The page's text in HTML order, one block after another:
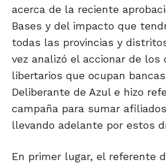
acerca de la reciente
Bases y del impacto que
todas las provincias y
vez analizó el accionar de los
libertarios que ocupan
Deliberante de Azul e hizo
campaña para sumar
llevando adelante por estos
En primer lugar, el referente